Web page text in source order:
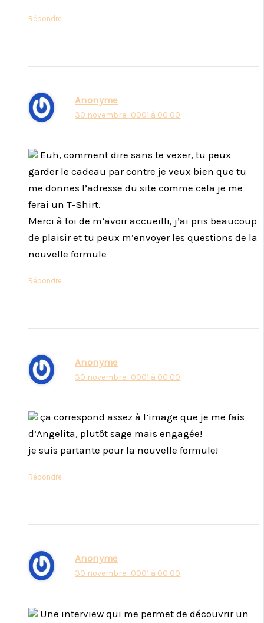
Répondre
Anonyme
30 novembre -0001 à 00:00
Euh, comment dire sans te vexer, tu peux
garder le cadeau par contre je veux bien que tu
me donnes l’adresse du site comme cela je me
ferai un T-Shirt.
Merci à toi de m’avoir accueilli, j’ai pris beaucoup
de plaisir et tu peux m’envoyer les questions de la
nouvelle formule
Répondre
Anonyme
30 novembre -0001 à 00:00
ça correspond assez à l’image que je me fais
d’Angelita, plutôt sage mais engagée!
je suis partante pour la nouvelle formule!
Répondre
Anonyme
30 novembre -0001 à 00:00
Une interview qui me permet de découvrir un